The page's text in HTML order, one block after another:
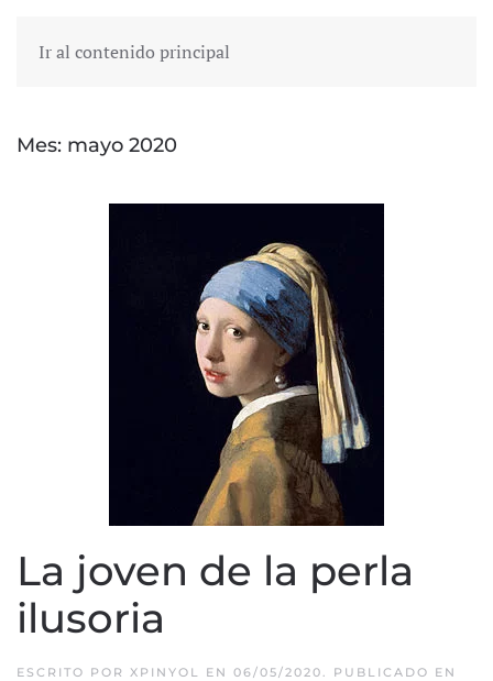
Ir al contenido principal
Mes: mayo 2020
La joven de la perla
ilusoria
ESCRITO POR XPINYOL EN 06/05/2020. PUBLICADO EN